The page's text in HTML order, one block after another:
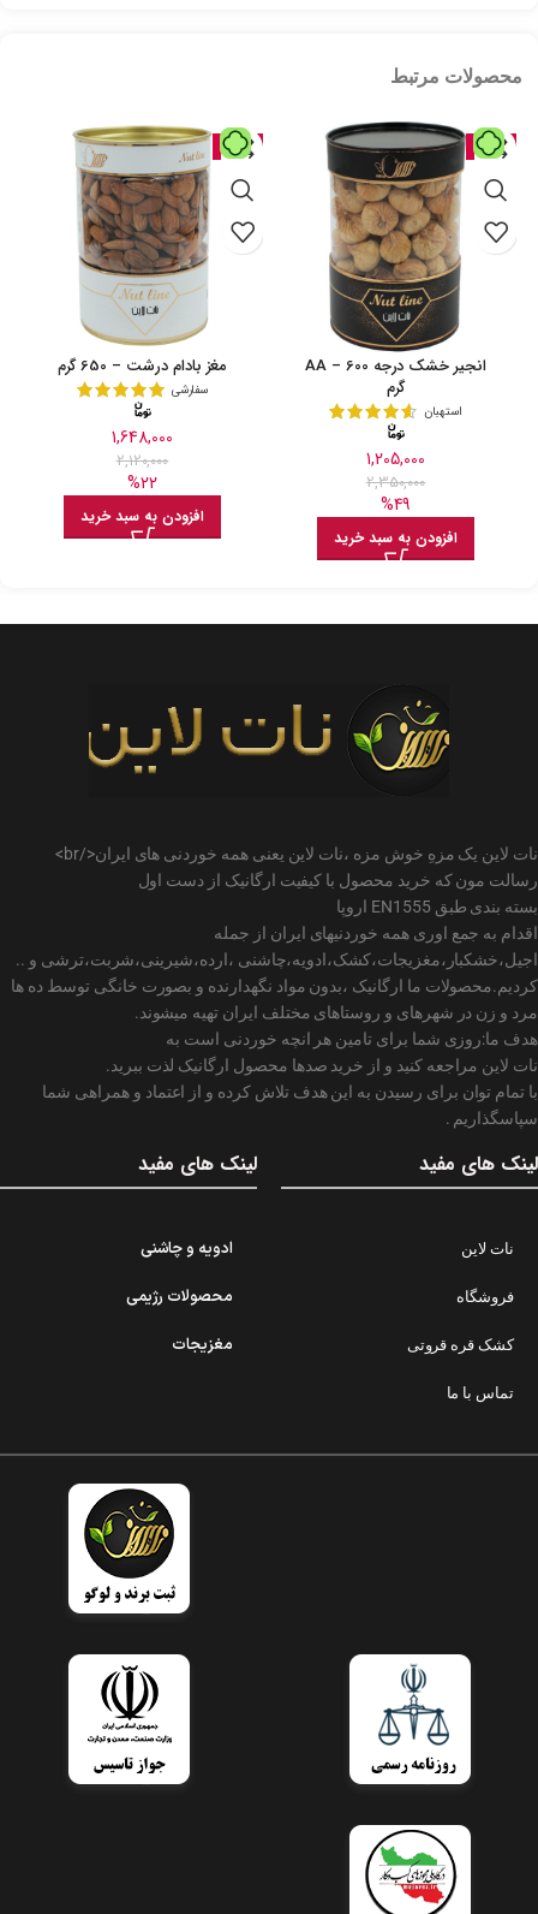
محصولات مرتبط
حراج
انجیر خشک درجه AA – 600
گرم
استهبان
1,205,000
2,350,000
%49
افزودن به سبد خرید
حراج
مغز بادام درشت – 650 گرم
سفارشی
1,648,000
2,120,000
%22
افزودن به سبد خرید
نات لاین یک مزهِ خوش مزه ،نات لاین یعنی همه خوردنی های ایران</br>
رسالت مون که خرید محصول با کیفیت ارگانیک از دست اول
بسته بندی طبق EN1555 اروپا
اقدام به جمع اوری همه خوردنیهای ایران از جمله
اجیل،خشکبار،مغزیجات،کشک،ادویه،چاشنی ،ارده،شیرینی،شربت،ترشی و ..
کردیم.محصولات ما ارگانیک ،بدون مواد نگهدارنده و بصورت خانگی توسط ده ها
مرد و زن در شهرهای و روستاهای مختلف ایران تهیه میشوند.
هدف ما:روزی شما برای تامین هر انچه خوردنی است به
نات لاین مراجعه کنید و از خرید صدها محصول ارگانیک لذت ببرید.
با تمام توان برای رسیدن به این هدف تلاش کرده و از اعتماد و همراهی شما
سپاسگذاریم .
لینک های مفید
نات لاین
فروشگاه
کشک قره قروتی
تماس با ما
لینک های مفید
ادویه و چاشنی
محصولات رژیمی
مغزیجات